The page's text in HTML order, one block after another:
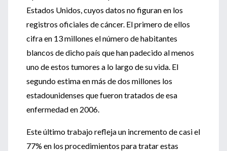
Estados Unidos, cuyos datos no figuran en los
registros oficiales de cáncer. El primero de ellos
cifra en 13 millones el número de habitantes
blancos de dicho país que han padecido al menos
uno de estos tumores a lo largo de su vida. El
segundo estima en más de dos millones los
estadounidenses que fueron tratados de esa
enfermedad en 2006.
Este último trabajo refleja un incremento de casi el
77% en los procedimientos para tratar estas